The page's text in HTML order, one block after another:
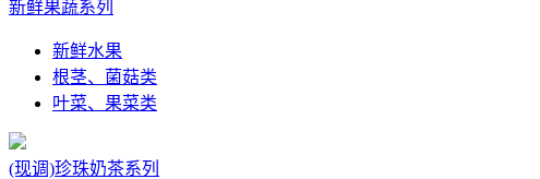
新鲜果蔬系列
新鲜水果
根茎、菌菇类
叶菜、果菜类
(现调)珍珠奶茶系列